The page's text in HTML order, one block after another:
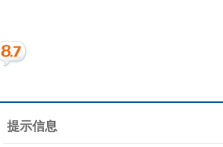
提示信息